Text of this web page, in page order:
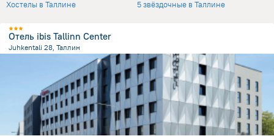
Хостелы в Таллине
5 звёздочные в Таллине
Отель ibis Tallinn Center
Juhkentali 28, Таллин